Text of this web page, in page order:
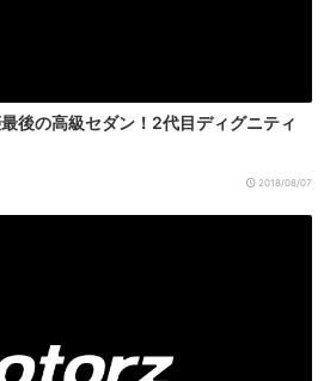
後の高級セダン！2代目ディグニティ
2018/08/07